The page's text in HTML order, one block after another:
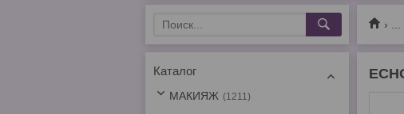
Каталог
МАКИЯЖ 1211